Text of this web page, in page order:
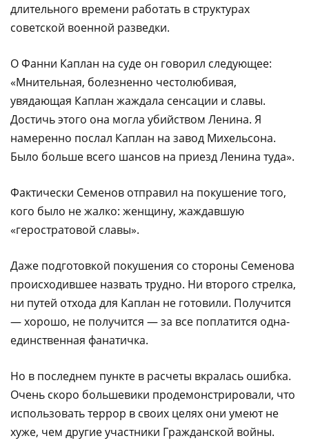
длительного времени работать в структурах
советской военной разведки.
О Фанни Каплан на суде он говорил следующее:
«Мнительная, болезненно честолюбивая,
увядающая Каплан жаждала сенсации и славы.
Достичь этого она могла убийством Ленина. Я
намеренно послал Каплан на завод Михельсона.
Было больше всего шансов на приезд Ленина туда».
Фактически Семенов отправил на покушение того,
кого было не жалко: женщину, жаждавшую
«геростратовой славы».
Даже подготовкой покушения со стороны Семенова
происходившее назвать трудно. Ни второго стрелка,
ни путей отхода для Каплан не готовили. Получится
— хорошо, не получится — за все поплатится одна-
единственная фанатичка.
Но в последнем пункте в расчеты вкралась ошибка.
Очень скоро большевики продемонстрировали, что
использовать террор в своих целях они умеют не
хуже, чем другие участники Гражданской войны.